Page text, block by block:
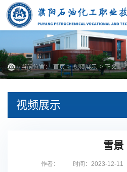
当前位置： 首页 > 视频展示 > 正文
视频展示
雪景
作者： 时间：2023-12-11